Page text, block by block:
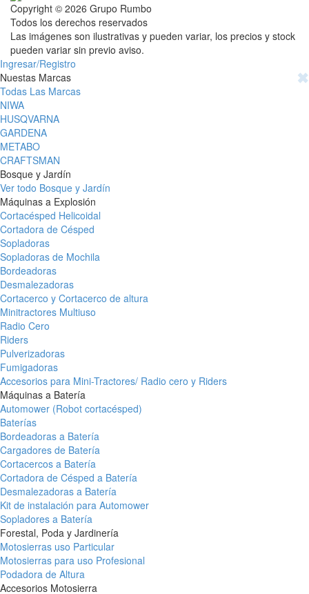
Copyright © 2026 Grupo Rumbo
Todos los derechos reservados
Las imágenes son ilustrativas y pueden variar, los precios y stock
pueden variar sin previo aviso.
Ingresar/Registro
✖
Nuestas Marcas
Todas Las Marcas
NIWA
HUSQVARNA
GARDENA
METABO
CRAFTSMAN
Bosque y Jardín
Ver todo Bosque y Jardín
Máquinas a Explosión
Cortacésped Helicoidal
Cortadora de Césped
Sopladoras
Sopladoras de Mochila
Bordeadoras
Desmalezadoras
Cortacerco y Cortacerco de altura
Minitractores Multiuso
Radio Cero
Riders
Pulverizadoras
Fumigadoras
Accesorios para Mini-Tractores/ Radio cero y Riders
Máquinas a Batería
Automower (Robot cortacésped)
Baterías
Bordeadoras a Batería
Cargadores de Batería
Cortacercos a Batería
Cortadora de Césped a Batería
Desmalezadoras a Batería
Kit de instalación para Automower
Sopladores a Batería
Forestal, Poda y Jardinería
Motosierras uso Particular
Motosierras para uso Profesional
Podadora de Altura
Accesorios Motosierra